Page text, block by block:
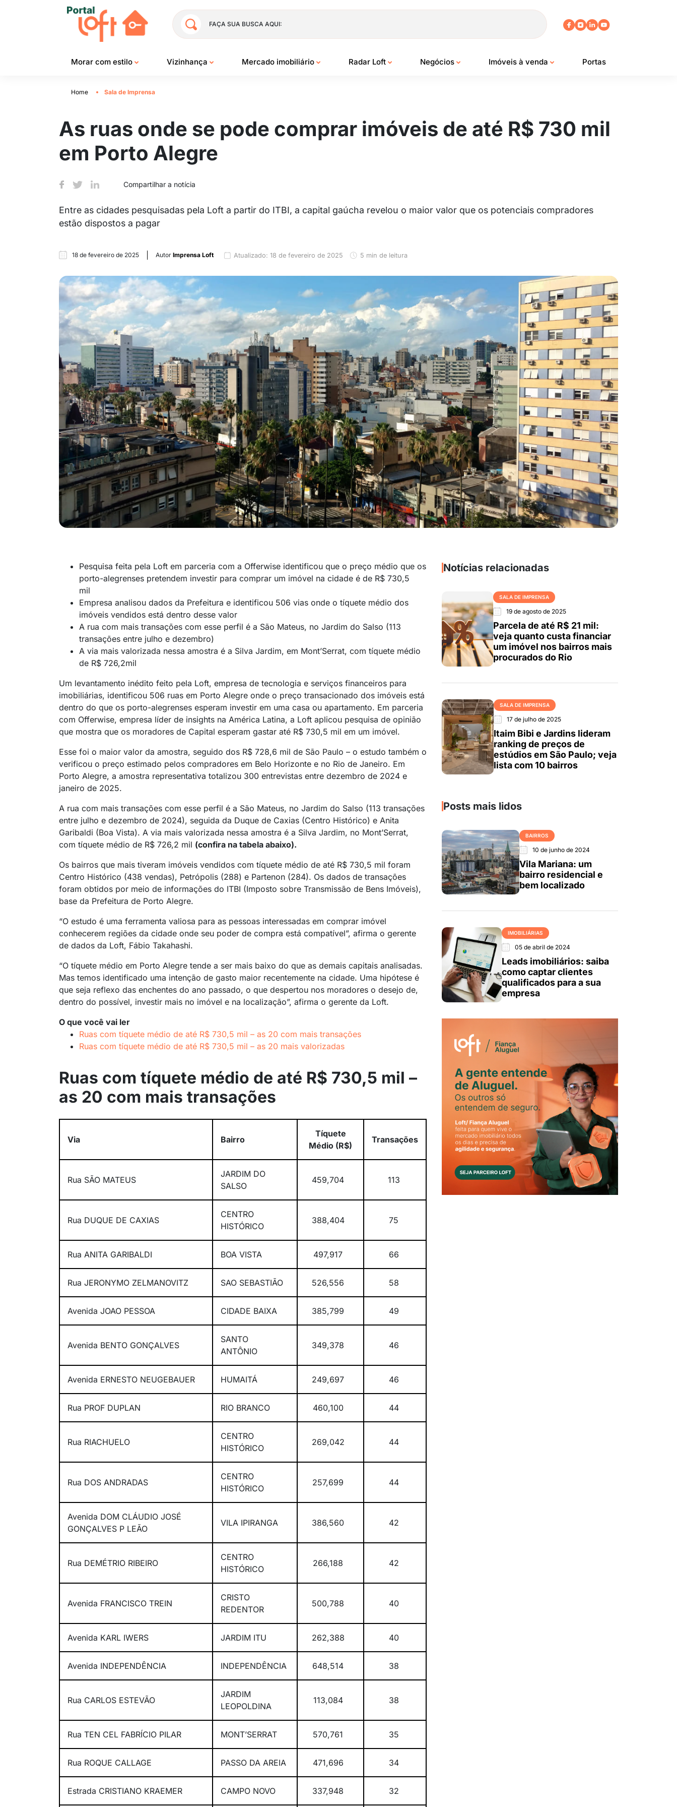
FAÇA SUA BUSCA AQUI:
Morar com estilo Vizinhança Mercado imobiliário Radar Loft Negócios Imóveis à venda Portas
Home Sala de Imprensa
As ruas onde se pode comprar imóveis de até R$ 730 mil
em Porto Alegre
Compartilhar a notícia
Entre as cidades pesquisadas pela Loft a partir do ITBI, a capital gaúcha revelou o maior valor que os potenciais compradores
estão dispostos a pagar
18 de fevereiro de 2025 Autor Imprensa Loft Atualizado: 18 de fevereiro de 2025 5 min de leitura
Pesquisa feita pela Loft em parceria com a Offerwise identificou que o preço médio que os
porto-alegrenses pretendem investir para comprar um imóvel na cidade é de R$ 730,5
mil
Empresa analisou dados da Prefeitura e identificou 506 vias onde o tíquete médio dos
imóveis vendidos está dentro desse valor
A rua com mais transações com esse perfil é a São Mateus, no Jardim do Salso (113
transações entre julho e dezembro)
A via mais valorizada nessa amostra é a Silva Jardim, em Mont’Serrat, com tíquete médio
de R$ 726,2mil
Um levantamento inédito feito pela Loft, empresa de tecnologia e serviços financeiros para
imobiliárias, identificou 506 ruas em Porto Alegre onde o preço transacionado dos imóveis está
dentro do que os porto-alegrenses esperam investir em uma casa ou apartamento. Em parceria
com Offerwise, empresa líder de insights na América Latina, a Loft aplicou pesquisa de opinião
que mostra que os moradores de Capital esperam gastar até R$ 730,5 mil em um imóvel.
Esse foi o maior valor da amostra, seguido dos R$ 728,6 mil de São Paulo – o estudo também o
verificou o preço estimado pelos compradores em Belo Horizonte e no Rio de Janeiro. Em
Porto Alegre, a amostra representativa totalizou 300 entrevistas entre dezembro de 2024 e
janeiro de 2025.
A rua com mais transações com esse perfil é a São Mateus, no Jardim do Salso (113 transações
entre julho e dezembro de 2024), seguida da Duque de Caxias (Centro Histórico) e Anita
Garibaldi (Boa Vista). A via mais valorizada nessa amostra é a Silva Jardim, no Mont’Serrat,
com tíquete médio de R$ 726,2 mil (confira na tabela abaixo).
Os bairros que mais tiveram imóveis vendidos com tíquete médio de até R$ 730,5 mil foram
Centro Histórico (438 vendas), Petrópolis (288) e Partenon (284). Os dados de transações
foram obtidos por meio de informações do ITBI (Imposto sobre Transmissão de Bens Imóveis),
base da Prefeitura de Porto Alegre.
“O estudo é uma ferramenta valiosa para as pessoas interessadas em comprar imóvel
conhecerem regiões da cidade onde seu poder de compra está compatível”, afirma o gerente
de dados da Loft, Fábio Takahashi.
“O tíquete médio em Porto Alegre tende a ser mais baixo do que as demais capitais analisadas.
Mas temos identificado uma intenção de gasto maior recentemente na cidade. Uma hipótese é
que seja reflexo das enchentes do ano passado, o que despertou nos moradores o desejo de,
dentro do possível, investir mais no imóvel e na localização”, afirma o gerente da Loft.
O que você vai ler
Ruas com tíquete médio de até R$ 730,5 mil – as 20 com mais transações
Ruas com tíquete médio de até R$ 730,5 mil – as 20 mais valorizadas
Ruas com tíquete médio de até R$ 730,5 mil –
as 20 com mais transações
Via Bairro
Tíquete
Médio (R$)
Transações
Rua SÃO MATEUS
JARDIM DO
SALSO
459,704 113
Rua DUQUE DE CAXIAS
CENTRO
HISTÓRICO
388,404 75
Rua ANITA GARIBALDI BOA VISTA 497,917 66
Rua JERONYMO ZELMANOVITZ SAO SEBASTIÃO 526,556 58
Avenida JOAO PESSOA CIDADE BAIXA 385,799 49
Avenida BENTO GONÇALVES
SANTO
ANTÔNIO
349,378 46
Avenida ERNESTO NEUGEBAUER HUMAITÁ 249,697 46
Rua PROF DUPLAN RIO BRANCO 460,100 44
Rua RIACHUELO
CENTRO
HISTÓRICO
269,042 44
Rua DOS ANDRADAS
CENTRO
HISTÓRICO
257,699 44
Avenida DOM CLÁUDIO JOSÉ
GONÇALVES P LEÃO
VILA IPIRANGA 386,560 42
Rua DEMÉTRIO RIBEIRO
CENTRO
HISTÓRICO
266,188 42
Avenida FRANCISCO TREIN
CRISTO
REDENTOR
500,788 40
Avenida KARL IWERS JARDIM ITU 262,388 40
Avenida INDEPENDÊNCIA INDEPENDÊNCIA 648,514 38
Rua CARLOS ESTEVÃO
JARDIM
LEOPOLDINA
113,084 38
Rua TEN CEL FABRÍCIO PILAR MONT’SERRAT 570,761 35
Rua ROQUE CALLAGE PASSO DA AREIA 471,696 34
Estrada CRISTIANO KRAEMER CAMPO NOVO 337,948 32
Notícias relacionadas
SALA DE IMPRENSA
19 de agosto de 2025
Parcela de até R$ 21 mil:
veja quanto custa financiar
um imóvel nos bairros mais
procurados do Rio
SALA DE IMPRENSA
17 de julho de 2025
Itaim Bibi e Jardins lideram
ranking de preços de
estúdios em São Paulo; veja
lista com 10 bairros
Posts mais lidos
BAIRROS
10 de junho de 2024
Vila Mariana: um
bairro residencial e
bem localizado
IMOBILIÁRIAS
05 de abril de 2024
Leads imobiliários: saiba
como captar clientes
qualificados para a sua
empresa